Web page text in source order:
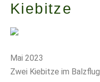
Kiebitze
Mai 2023
Zwei Kiebitze im Balzflug.